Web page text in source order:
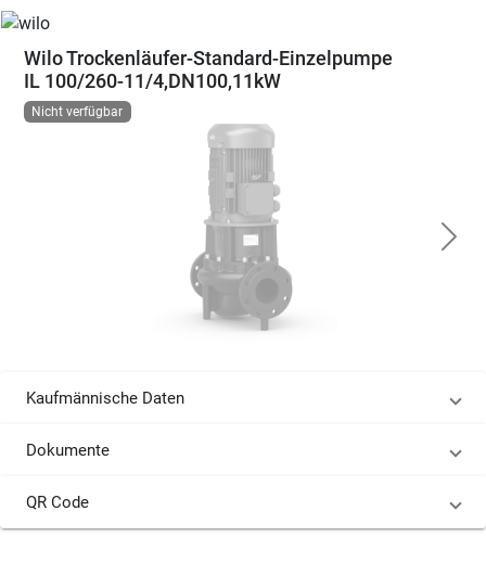
Wilo Trockenläufer-Standard-Einzelpumpe
IL 100/260-11/4,DN100,11kW
Nicht verfügbar
Kaufmännische Daten
Dokumente
QR Code